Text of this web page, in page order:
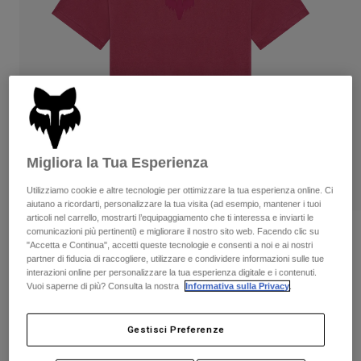
Pantaloni
Pantaloncini
Giacche
Guanti
Protezioni
Maschere
Calze
Parti di ricambio
Giacche
Protezioni
Calze
Borse e accessori
Parti di ricambio
Donna
T-shirt
Giacche
Pantaloni & Pantaloncini
Camicie
Vedi tutto
Bambini
Protezioni
Vedi tutto
Moto
Caschi
Maglie​
Pantaloni
Stivali
Protezioni
Guanti
Maschere
Recensioni
T-shirt Fox Head Donna
Migliora la Tua Esperienza
Utilizziamo cookie e altre tecnologie per ottimizzare la tua esperienza online. Ci
aiutano a ricordarti, personalizzare la tua visita (ad esempio, mantener i tuoi
articoli nel carrello, mostrarti l’equipaggiamento che ti interessa e inviarti le
comunicazioni più pertinenti) e migliorare il nostro sito web. Facendo clic su
"Accetta e Continua", accetti queste tecnologie e consenti a noi e ai nostri
partner di fiducia di raccogliere, utilizzare e condividere informazioni sulle tue
interazioni online per personalizzare la tua esperienza digitale e i contenuti.
Vuoi saperne di più? Consulta la nostra
Informativa sulla Privacy
Gestisci Preferenze